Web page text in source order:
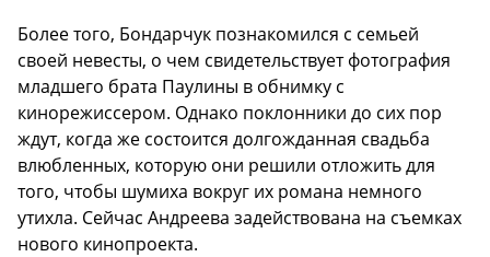
Более того, Бондарчук познакомился с семьей
своей невесты, о чем свидетельствует фотография
младшего брата Паулины в обнимку с
кинорежиссером. Однако поклонники до сих пор
ждут, когда же состоится долгожданная свадьба
влюбленных, которую они решили отложить для
того, чтобы шумиха вокруг их романа немного
утихла. Сейчас Андреева задействована на съемках
нового кинопроекта.